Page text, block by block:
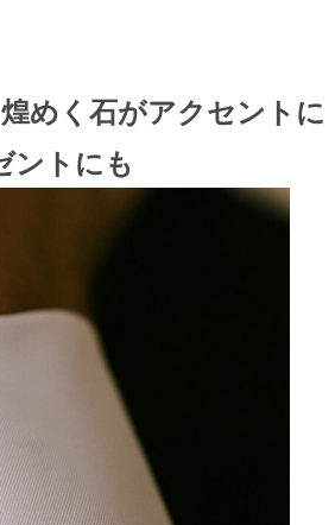
めく石がアクセントに
ントにも